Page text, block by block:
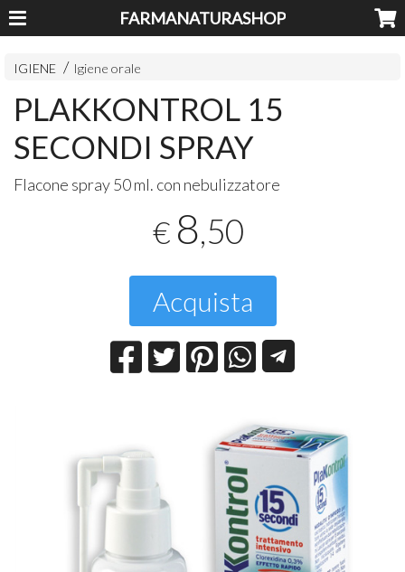
FARMANATURASHOP
IGIENE Igiene orale
PLAKKONTROL 15
SECONDI SPRAY
Flacone spray 50 ml. con nebulizzatore
€ 8,50
Acquista